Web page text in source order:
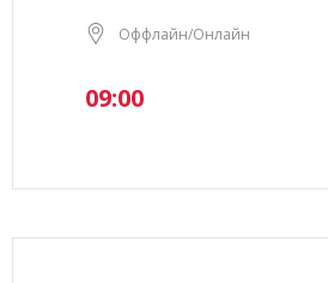
Оффлайн/Онлайн
09:00